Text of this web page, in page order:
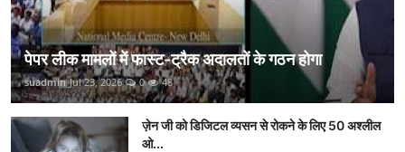
पेपर लीक मामलों में फास्ट-ट्रैक अदालतों के गठन होगा
suadmin Jul 23, 2026 0 48
ज़ेन जी को डिजिटल व्यसन से रोकने के लिए 50 अश्लील
ओ...